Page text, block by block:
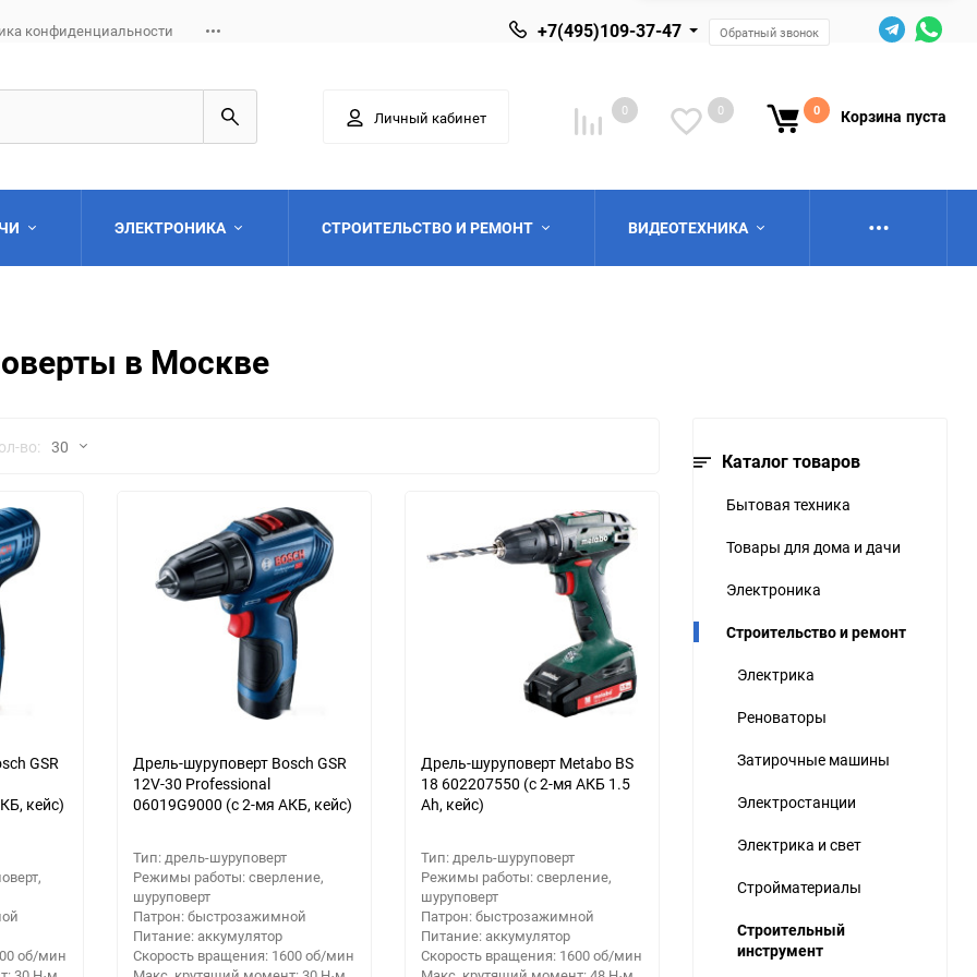
конфиденциальности +7(495)109-37-47 Обратный звонок
Личный кабинет 0 0 0 Корзина пуста
Выберите категорию
Выберите категорию
ЭЛЕКТРОНИКА СТРОИТЕЛЬСТВО И РЕМОНТ
Выберите категорию
ВИДЕОТЕХНИКА
в Москве
во: 30
30
60
150
GSR
кейс)
об/мин
Дрель-шуруповерт Bosch GSR
12V-30 Professional
06019G9000 (с 2-мя АКБ, кейс)
Тип: дрель-шуруповерт
Режимы работы: сверление,
шуруповерт
Патрон: быстрозажимной
Питание: аккумулятор
Скорость вращения: 1600 об/мин
Дрель-шуруповерт Metabo BS
18 602207550 (с 2-мя АКБ 1.5
Ah, кейс)
Тип: дрель-шуруповерт
Режимы работы: сверление,
шуруповерт
Патрон: быстрозажимной
Питание: аккумулятор
Скорость вращения: 1600 об/мин
Каталог товаров
Бытовая техника
Товары для дома и дачи
Электроника
Строительство и ремонт
Электрика
Реноваторы
Затирочные машины
Электростанции
Электрика и свет
Стройматериалы
Строительный
инструмент